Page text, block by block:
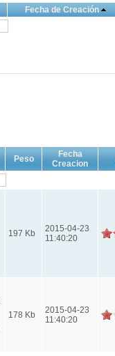
Fecha de Creación
Peso
Fecha
Creacion
197 Kb
2015-04-23
11:40:20
178 Kb
2015-04-23
11:40:20